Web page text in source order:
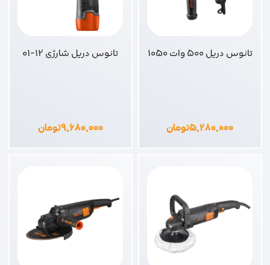
تانوس دریل 500 وات 1050
۵,۲۸۰,۰۰۰تومان
تانوس دریل شارژی 12-01
۹,۶۸۰,۰۰۰تومان